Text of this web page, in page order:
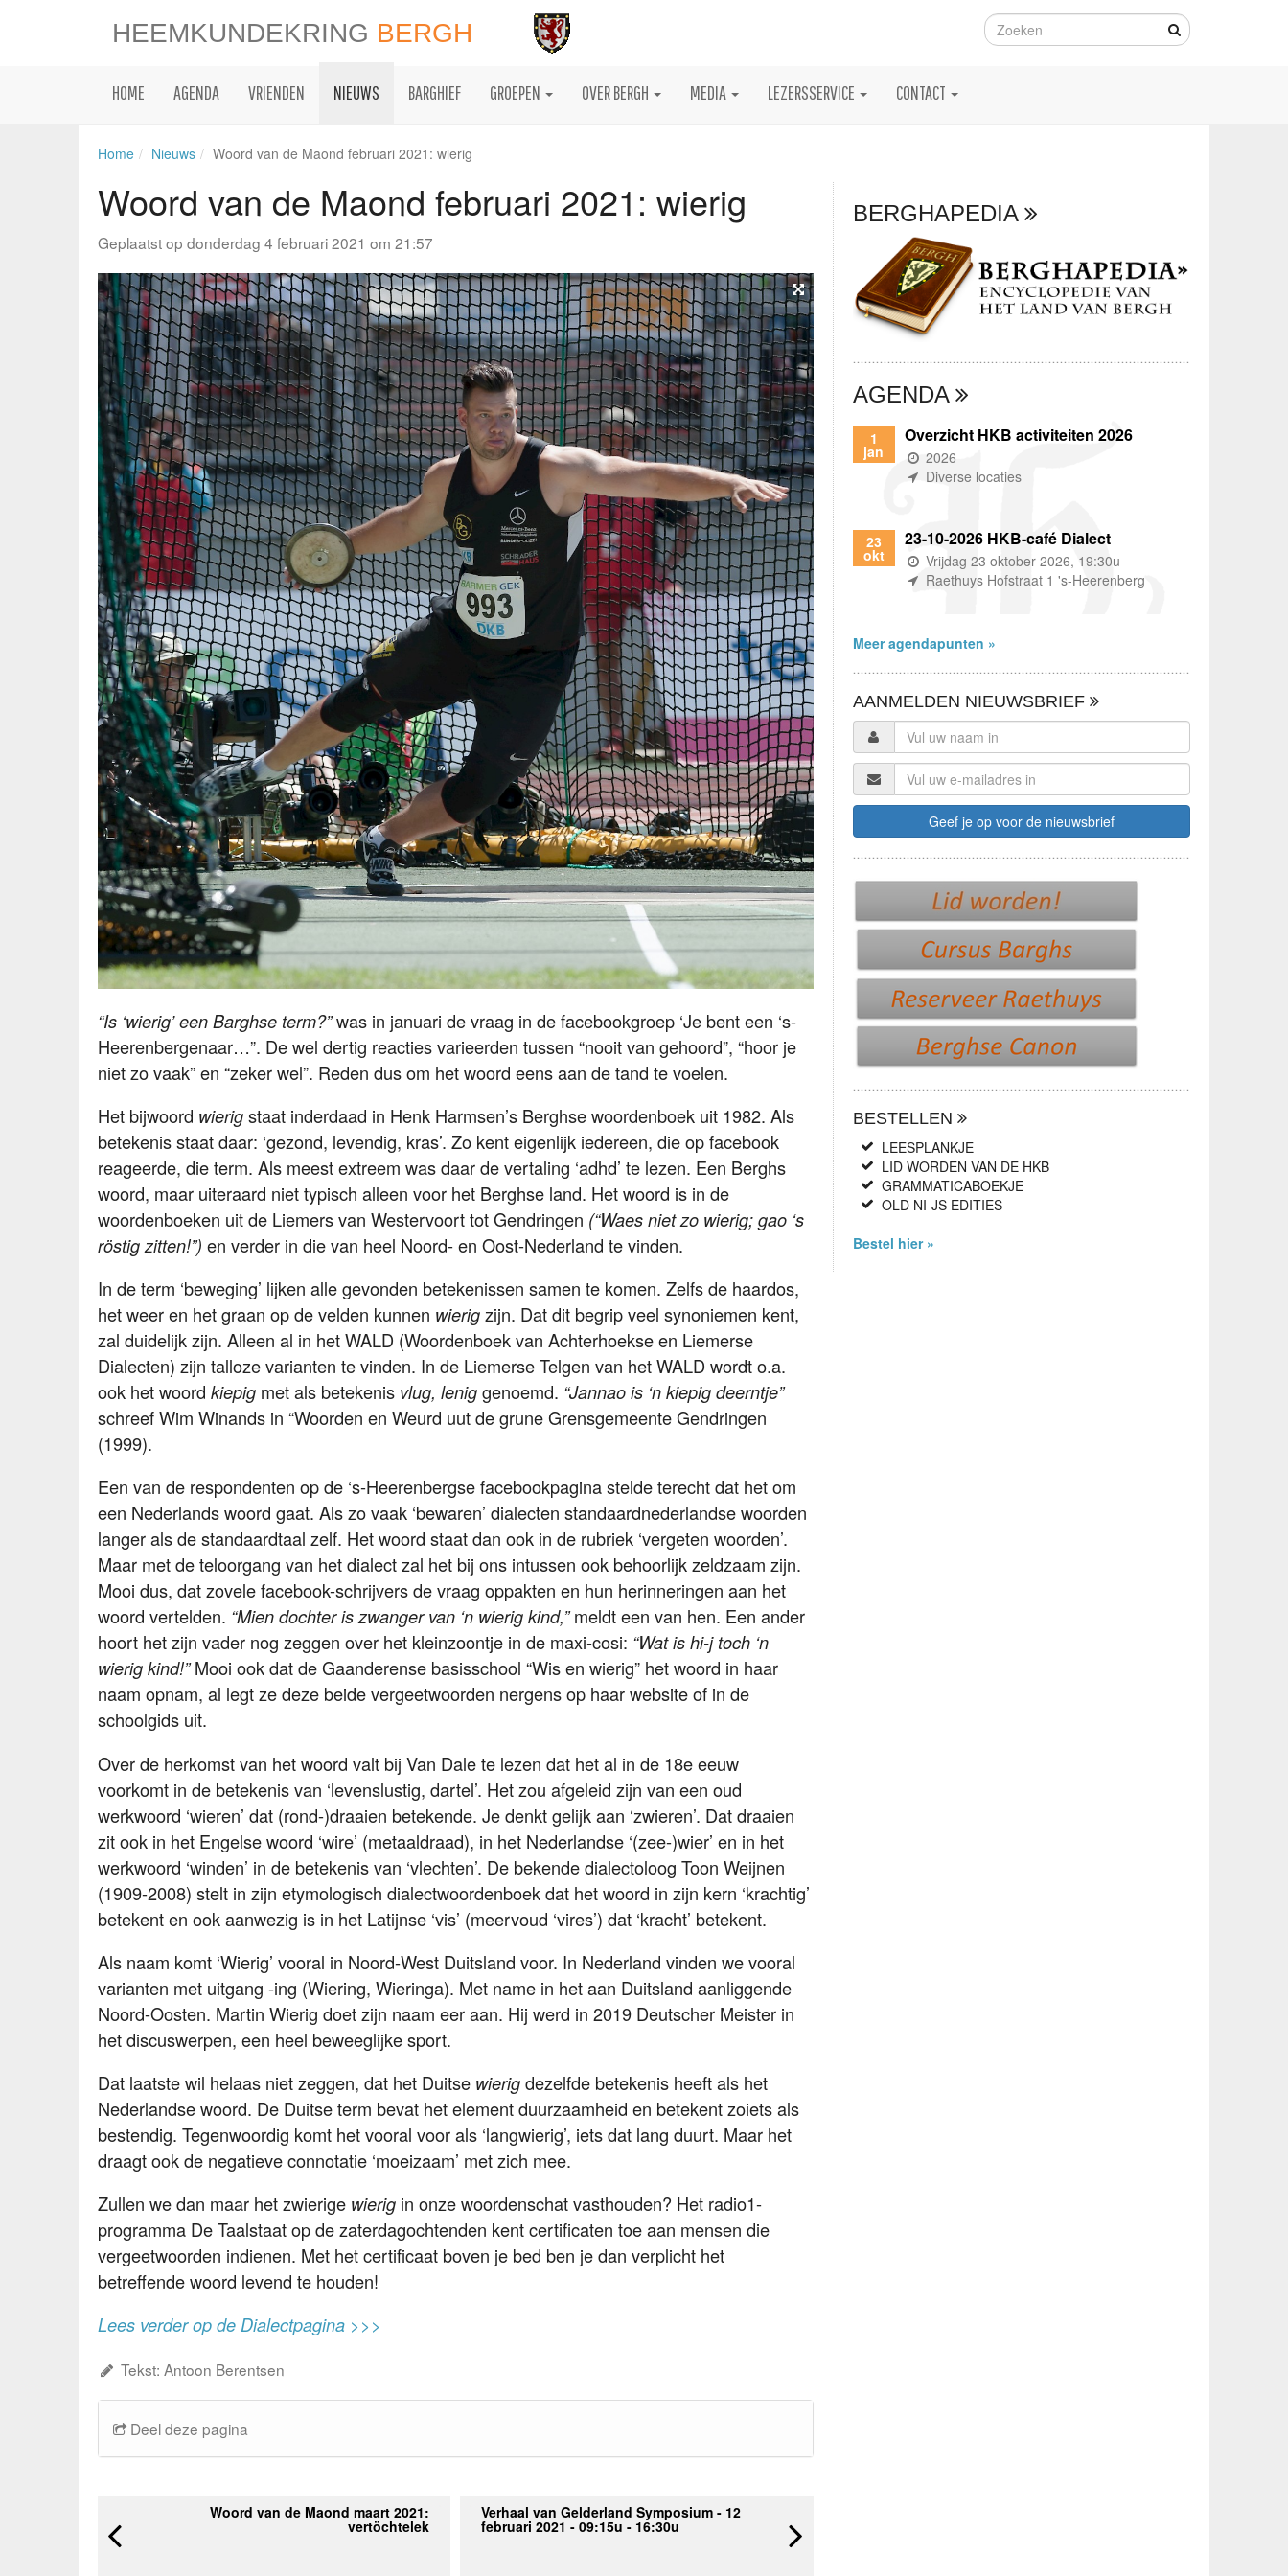
HEEMKUNDEKRING BERGH
HOME AGENDA VRIENDEN NIEUWS BARGHIEF GROEPEN OVER BERGH MEDIA LEZERSSERVICE CONTACT
Home Nieuws Woord van de Maond februari 2021: wierig
Woord van de Maond februari 2021: wierig
Geplaatst op donderdag 4 februari 2021 om 21:57
“Is ‘wierig’ een Barghse term?”was in januari de vraag in de facebookgroep ‘Je bent een ‘s-
Heerenbergenaar…”. De wel dertig reacties varieerden tussen “nooit van gehoord”, “hoor je
niet zo vaak” en “zeker wel”. Reden dus om het woord eens aan de tand te voelen.
Het bijwoord wierig staat inderdaad in Henk Harmsen’s Berghse woordenboek uit 1982. Als
betekenis staat daar: ‘gezond, levendig, kras’. Zo kent eigenlijk iedereen, die op facebook
reageerde, die term. Als meest extreem was daar de vertaling ‘adhd’ te lezen. Een Berghs
woord, maar uiteraard niet typisch alleen voor het Berghse land. Het woord is in de
woordenboeken uit de Liemers van Westervoort tot Gendringen (“Waes niet zo wierig; gao ‘s
röstig zitten!”) en verder in die van heel Noord- en Oost-Nederland te vinden.
In de term ‘beweging’ lijken alle gevonden betekenissen samen te komen. Zelfs de haardos,
het weer en het graan op de velden kunnen wierig zijn. Dat dit begrip veel synoniemen kent,
zal duidelijk zijn. Alleen al in het WALD (Woordenboek van Achterhoekse en Liemerse
Dialecten) zijn talloze varianten te vinden. In de Liemerse Telgen van het WALD wordt o.a.
ook het woord kiepig met als betekenis vlug, lenig genoemd. “Jannao is ‘n kiepig deerntje”
schreef Wim Winands in “Woorden en Weurd uut de grune Grensgemeente Gendringen
(1999).
Een van de respondenten op de ‘s-Heerenbergse facebookpagina stelde terecht dat het om
een Nederlands woord gaat. Als zo vaak ‘bewaren’ dialecten standaardnederlandse woorden
langer als de standaardtaal zelf. Het woord staat dan ook in de rubriek ‘vergeten woorden’.
Maar met de teloorgang van het dialect zal het bij ons intussen ook behoorlijk zeldzaam zijn.
Mooi dus, dat zovele facebook-schrijvers de vraag oppakten en hun herinneringen aan het
woord vertelden. “Mien dochter is zwanger van ‘n wierig kind,”meldt een van hen. Een ander
hoort het zijn vader nog zeggen over het kleinzoontje in de maxi-cosi: “Wat is hi-j toch ‘n
wierig kind!”Mooi ook dat de Gaanderense basisschool “Wis en wierig” het woord in haar
naam opnam, al legt ze deze beide vergeetwoorden nergens op haar website of in de
schoolgids uit.
Over de herkomst van het woord valt bij Van Dale te lezen dat het al in de 18e eeuw
voorkomt in de betekenis van ‘levenslustig, dartel’. Het zou afgeleid zijn van een oud
werkwoord ‘wieren’ dat (rond-)draaien betekende. Je denkt gelijk aan ‘zwieren’. Dat draaien
zit ook in het Engelse woord ‘wire’ (metaaldraad), in het Nederlandse ‘(zee-)wier’ en in het
werkwoord ‘winden’ in de betekenis van ‘vlechten’. De bekende dialectoloog Toon Weijnen
(1909-2008) stelt in zijn etymologisch dialectwoordenboek dat het woord in zijn kern ‘krachtig’
betekent en ook aanwezig is in het Latijnse ‘vis’ (meervoud ‘vires’) dat ‘kracht’ betekent.
Als naam komt ‘Wierig’ vooral in Noord-West Duitsland voor. In Nederland vinden we vooral
varianten met uitgang -ing (Wiering, Wieringa). Met name in het aan Duitsland aanliggende
Noord-Oosten. Martin Wierig doet zijn naam eer aan. Hij werd in 2019 Deutscher Meister in
het discuswerpen, een heel beweeglijke sport.
Dat laatste wil helaas niet zeggen, dat het Duitse wierig dezelfde betekenis heeft als het
Nederlandse woord. De Duitse term bevat het element duurzaamheid en betekent zoiets als
bestendig. Tegenwoordig komt het vooral voor als ‘langwierig’, iets dat lang duurt. Maar het
draagt ook de negatieve connotatie ‘moeizaam’ met zich mee.
Zullen we dan maar het zwierige wierig in onze woordenschat vasthouden? Het radio1-
programma De Taalstaat op de zaterdagochtenden kent certificaten toe aan mensen die
vergeetwoorden indienen. Met het certificaat boven je bed ben je dan verplicht het
betreffende woord levend te houden!
Lees verder op de Dialectpagina >>>
Tekst: Antoon Berentsen
Deel deze pagina
Woord van de Maond maart 2021:
vertöchtelek
Verhaal van Gelderland Symposium - 12
februari 2021 - 09:15u - 16:30u
BERGHAPEDIA
AGENDA
1
jan
Overzicht HKB activiteiten 2026
(wanneer)
2026
(waar)
Diverse locaties
23
okt
23-10-2026 HKB-café Dialect
(wanneer)
Vrijdag 23 oktober 2026, 19:30u
(waar)
Raethuys Hofstraat 1 's-Heerenberg
Meer agendapunten »
AANMELDEN NIEUWSBRIEF
BESTELLEN
LEESPLANKJE
LID WORDEN VAN DE HKB
GRAMMATICABOEKJE
OLD NI-JS EDITIES
Bestel hier »